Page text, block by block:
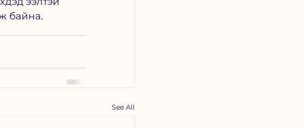
байна.
See All